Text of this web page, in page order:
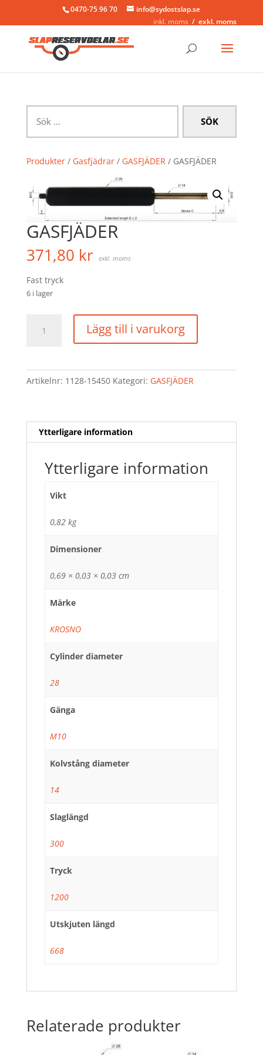
0470-75 96 70
info@sydostslap.se
inkl. moms
exkl. moms
efter:
Produkter/ Gasfjädrar/ GASFJÄDER/ GASFJÄDER
GASFJÄDER
371,80 kr exkl. moms
Fast tryck
6 i lager
mängd
Lägg till i varukorg
Artikelnr: 1128-15450 Kategori: GASFJÄDER
Ytterligare information
Ytterligare information
Vikt
0,82 kg
Dimensioner
0,69 × 0,03 × 0,03 cm
Märke
KROSNO
Cylinder diameter
28
Gänga
M10
Kolvstång diameter
14
Slaglängd
300
Tryck
1200
Utskjuten längd
668
Relaterade produkter